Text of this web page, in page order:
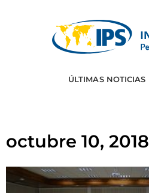
ÚLTIMAS NOTICIAS
octubre 10, 2018